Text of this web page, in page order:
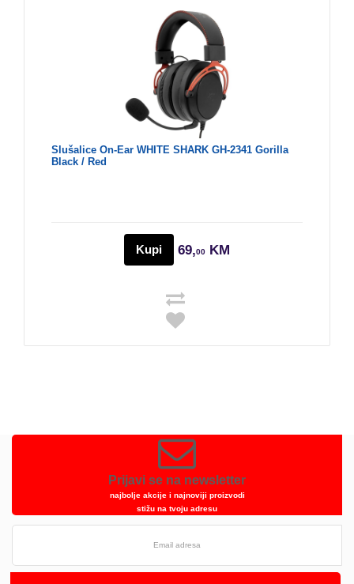
Slušalice On-Ear WHITE SHARK GH-2341 Gorilla
Black / Red
Kupi 69,00 KM
Prijavi se na newsletter
najbolje akcije i najnoviji proizvodi
stižu na tvoju adresu